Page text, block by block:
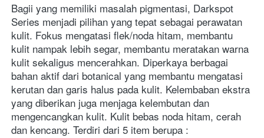
Bagii yang memiliki masalah pigmentasi, Darkspot
Series menjadi pilihan yang tepat sebagai perawatan
kulit. Fokus mengatasi flek/noda hitam, membantu
kulit nampak lebih segar, membantu meratakan warna
kulit sekaligus mencerahkan. Diperkaya berbagai
bahan aktif dari botanical yang membantu mengatasi
kerutan dan garis halus pada kulit. Kelembaban ekstra
yang diberikan juga menjaga kelembutan dan
mengencangkan kulit. Kulit bebas noda hitam, cerah
dan kencang. Terdiri dari 5 item berupa :